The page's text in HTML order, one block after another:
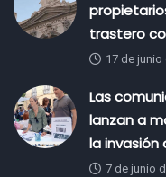
trastero
17 de junio
Las
lanzan a
la
7 de junio